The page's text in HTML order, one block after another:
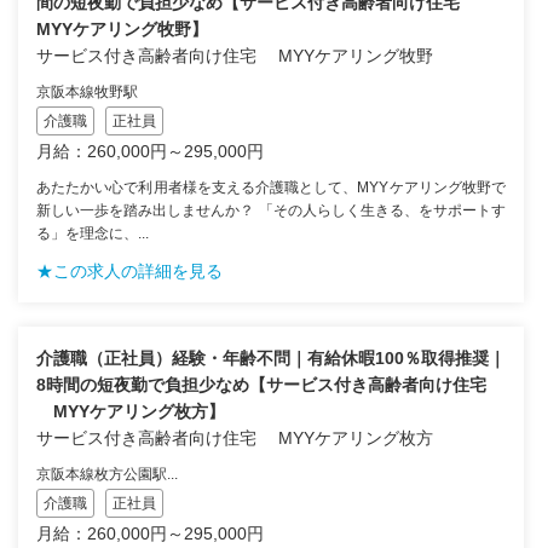
MYYケアリング牧野】
サービス付き高齢者向け住宅 MYYケアリング牧野
京阪本線牧野駅
介護職
正社員
月給：260,000円～295,000円
あたたかい心で利用者様を支える介護職として、MYYケアリング牧野で
新しい一歩を踏み出しませんか？ 「その人らしく生きる、をサポートす
る」を理念に、...
★この求人の詳細を見る
介護職（正社員）経験・年齢不問｜有給休暇100％取得推奨｜
8時間の短夜勤で負担少なめ【サービス付き高齢者向け住宅
MYYケアリング枚方】
サービス付き高齢者向け住宅 MYYケアリング枚方
京阪本線枚方公園駅...
介護職
正社員
月給：260,000円～295,000円